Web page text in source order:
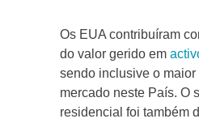
Os EUA contribuíram
do valor gerido em
sendo inclusive o maior
mercado neste País. O
residencial foi também